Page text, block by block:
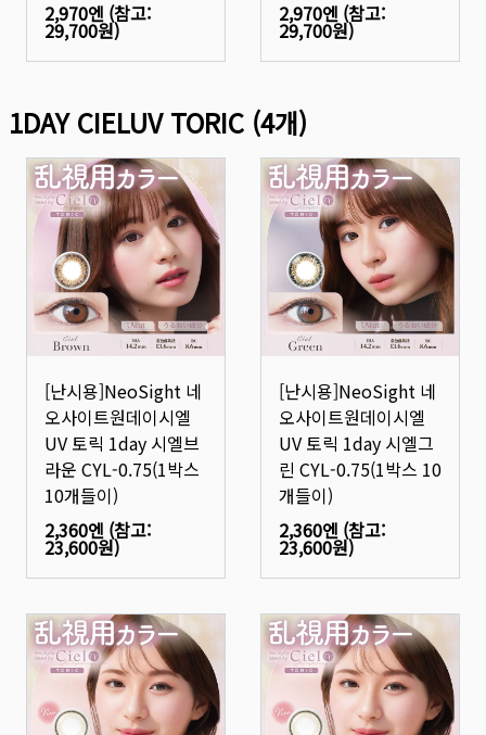
2,970엔 (참고:
29,700원)
2,970엔 (참고:
29,700원)
1DAY CIELUV TORIC (4개)
[난시용]NeoSight 네
오사이트원데이시엘
UV 토릭 1day 시엘브
라운 CYL-0.75(1박스
10개들이)
2,360엔 (참고:
23,600원)
[난시용]NeoSight 네
오사이트원데이시엘
UV 토릭 1day 시엘그
린 CYL-0.75(1박스 10
개들이)
2,360엔 (참고:
23,600원)